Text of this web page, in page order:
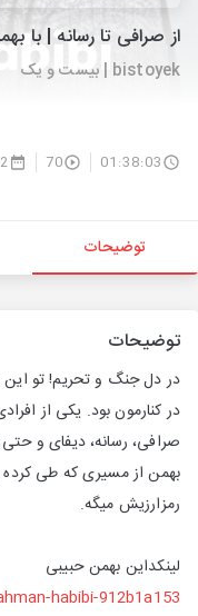
از صرافی تا رسانه | با
bistoyek | بیست و یک
01:38:03
70 2 سال پیش
توضیحات
توضیحات
در دل جنگ و تحریم! تو
در کنارمون بود. یکی از
صرافی، رسانه، دیفای و
بهمن از مسیری که طی کرده
رمزارزیش میگه.
لینکداین بهمن حبیبی
habibi-912b1a153